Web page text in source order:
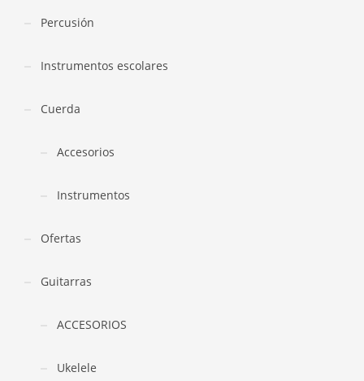
Percusión
Instrumentos escolares
Cuerda
Accesorios
Instrumentos
Ofertas
Guitarras
ACCESORIOS
Ukelele